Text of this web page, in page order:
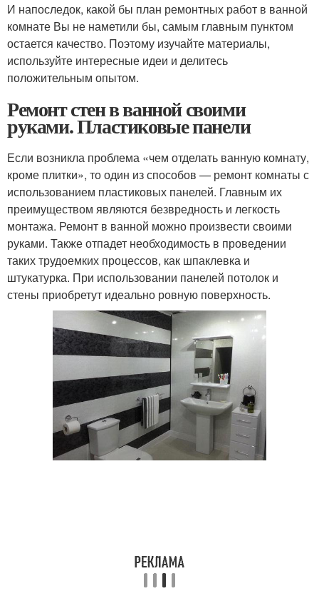
И напоследок, какой бы план ремонтных работ в ванной
комнате Вы не наметили бы, самым главным пунктом
остается качество. Поэтому изучайте материалы,
используйте интересные идеи и делитесь
положительным опытом.
Ремонт стен в ванной своими
руками. Пластиковые панели
Если возникла проблема «чем отделать ванную комнату,
кроме плитки», то один из способов — ремонт комнаты с
использованием пластиковых панелей. Главным их
преимуществом являются безвредность и легкость
монтажа. Ремонт в ванной можно произвести своими
руками. Также отпадет необходимость в проведении
таких трудоемких процессов, как шпаклевка и
штукатурка. При использовании панелей потолок и
стены приобретут идеально ровную поверхность.